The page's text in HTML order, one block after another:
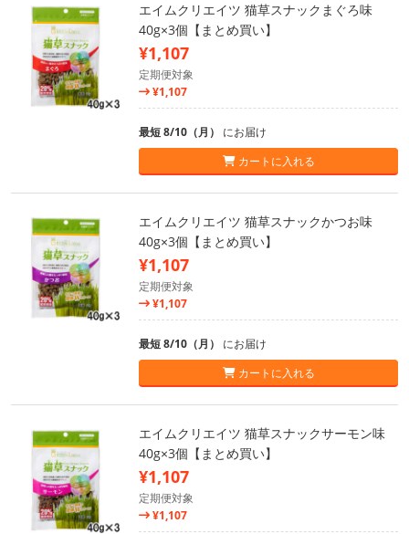
エイムクリエイツ 猫草スナックまぐろ味
40g×3個【まとめ買い】
¥1,107
定期便対象
¥1,107
最短 8/10（月） にお届け
カートに入れる
エイムクリエイツ 猫草スナックかつお味
40g×3個【まとめ買い】
¥1,107
定期便対象
¥1,107
最短 8/10（月） にお届け
カートに入れる
エイムクリエイツ 猫草スナックサーモン味
40g×3個【まとめ買い】
¥1,107
定期便対象
¥1,107